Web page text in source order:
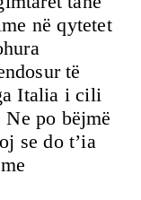
në qytetet
të
Italia i cili
po bëjmë
se do t’ia